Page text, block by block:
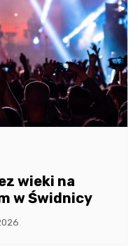
wieki na
w Świdnicy